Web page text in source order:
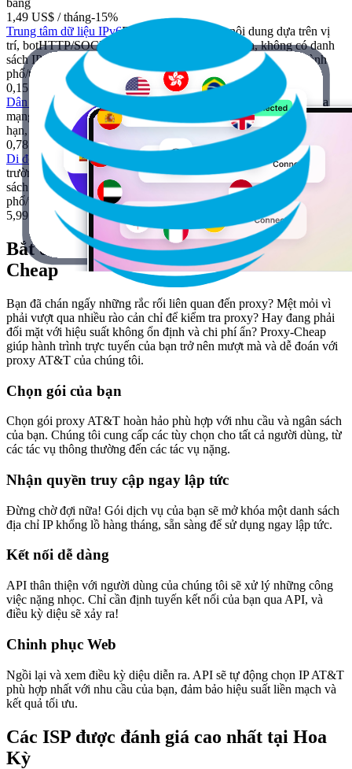
bang
1,49 US$ / tháng-15%
Trung tâm dữ liệu IPv6Địa chỉ IP nhất quán, nội dung dựa trên vị
trí, botHTTP/SOCKS5, lưu lượng không giới hạn, không có danh
sách IP, không bao giờ hết hạn, không nhắm mục tiêu theo thành
phố/tiểu bang
0,15 US$
/ tháng -25%
Dân dụng luân phiên
Ẩn danh, thu thập dữ liệu web, tự động hóa
mạng xã hội
HTTP/SOCKS5, lưu lượng hạn chế, danh sách IP, hết
hạn, nhắm mục tiêu thành phố/tiểu bang
0,78 US$/ GB
70%
Di động Thông tin nhạy cảm, nghiên cứu thị
trường
HTTP/SOCKS5, lưu lượng không giới hạn, không có danh
sách IP, không bao giờ hết hạn, không nhắm mục tiêu theo thành
phố/tiểu bang
5,99 US$ / GB
Bắt đầu với 4 bước đơn giản với Proxy-
Cheap
Bạn đã chán ngấy những rắc rối liên quan đến proxy? Mệt mỏi vì
phải vượt qua nhiều rào cản chỉ để kiểm tra proxy? Hay đang phải
đối mặt với hiệu suất không ổn định và chi phí ẩn? Proxy-Cheap
giúp hành trình trực tuyến của bạn trở nên mượt mà và dễ đoán với
proxy AT&T của chúng tôi.
Chọn gói của bạn
Chọn gói proxy AT&T hoàn hảo phù hợp với nhu cầu và ngân sách
của bạn. Chúng tôi cung cấp các tùy chọn cho tất cả người dùng, từ
các tác vụ thông thường đến các tác vụ nặng.
Nhận quyền truy cập ngay lập tức
Đừng chờ đợi nữa! Gói dịch vụ của bạn sẽ mở khóa một danh sách
địa chỉ IP khổng lồ hàng tháng, sẵn sàng để sử dụng ngay lập tức.
Kết nối dễ dàng
API thân thiện với người dùng của chúng tôi sẽ xử lý những công
việc nặng nhọc. Chỉ cần định tuyến kết nối của bạn qua API, và
điều kỳ diệu sẽ xảy ra!
Chinh phục Web
Ngồi lại và xem điều kỳ diệu diễn ra. API sẽ tự động chọn IP AT&T
phù hợp nhất với nhu cầu của bạn, đảm bảo hiệu suất liền mạch và
kết quả tối ưu.
Các ISP được đánh giá cao nhất tại Hoa
Kỳ